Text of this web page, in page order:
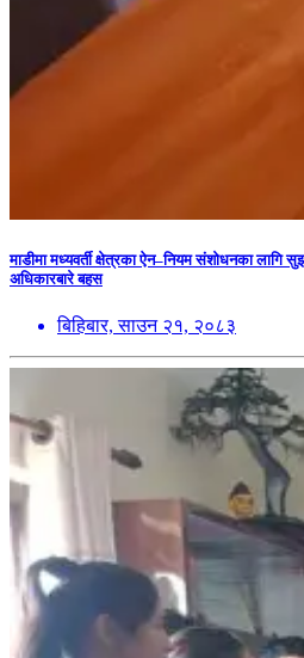
माडीमा मध्यवर्ती क्षेत्रका ऐन–नियम संशोधनका लागि
अधिकारबारे बहस
बिहिबार, साउन २१, २०८३